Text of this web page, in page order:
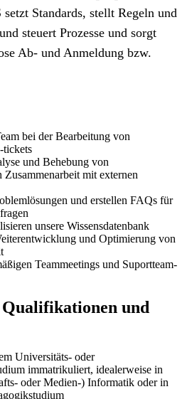
Standards, stellt Regeln und
steuert Prozesse und sorgt
Ab- und Anmeldung bzw.
bei der Bearbeitung von
tickets
und Behebung von
mit externen
und erstellen FAQs für
unsere Wissensdatenbank
und Optimierung von
Teammeetings und Suportteam-
und
Universitäts- oder
immatrikuliert, idealerweise in
oder Medien-) Informatik oder in